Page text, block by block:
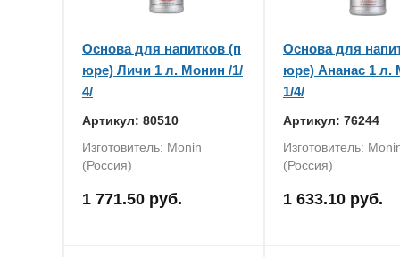
Основа для напитков (п
юре) Личи 1 л. Монин /1/
4/
Артикул: 80510
Изготовитель: Monin
(Россия)
1 771.50 руб.
Основа для
юре) Ананас 1 л.
1/4/
Артикул: 76244
Изготовитель:
(Россия)
1 633.10 руб.